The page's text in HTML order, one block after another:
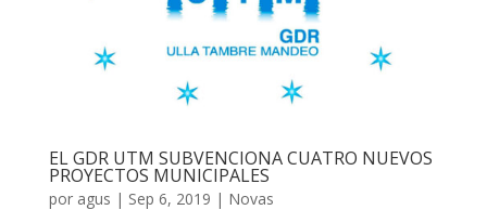
EL GDR UTM SUBVENCIONA CUATRO NUEVOS
PROYECTOS MUNICIPALES
por agus | Sep 6, 2019 | Novas